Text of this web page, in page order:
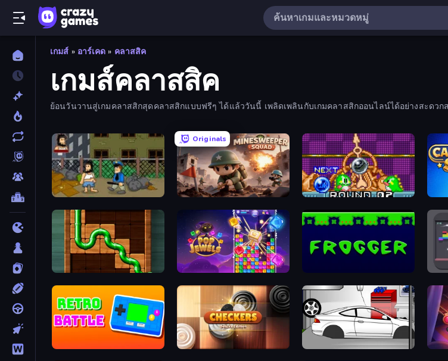
เกมส์ » อาร์เคด » คลาสสิค
เกมส์คลาสสิค
ย้อนวันวานสู่เกมคลาสสิกสุดคลาสสิกแบบฟรีๆ ได้แล้ววันนี้ เพลิดเพลินกับเกมคลาสสิกออนไลน์ได้อย่างสะดวก
Hobo
Originals
Minesweeper Squad Puzzle Bobble
Pipe Puzzle Pop Jewels
Checkers Deluxe Edition Drag Racer V2